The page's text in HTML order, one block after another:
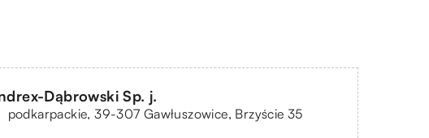
Dąbrowski Sp. j.
podkarpackie, 39-307 Gawłuszowice, Brzyście 35